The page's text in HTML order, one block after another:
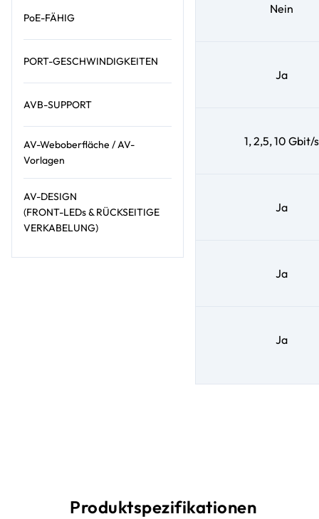
PoE-FÄHIG
PORT-GESCHWINDIGKEITEN
AVB-SUPPORT
AV-Weboberfläche / AV-
Vorlagen
AV-DESIGN
(FRONT-LEDs & RÜCKSEITIGE
VERKABELUNG)
Nein
Ja
1, 2,5, 10 Gbit/s
Ja
Ja
Ja
Produktspezifikationen